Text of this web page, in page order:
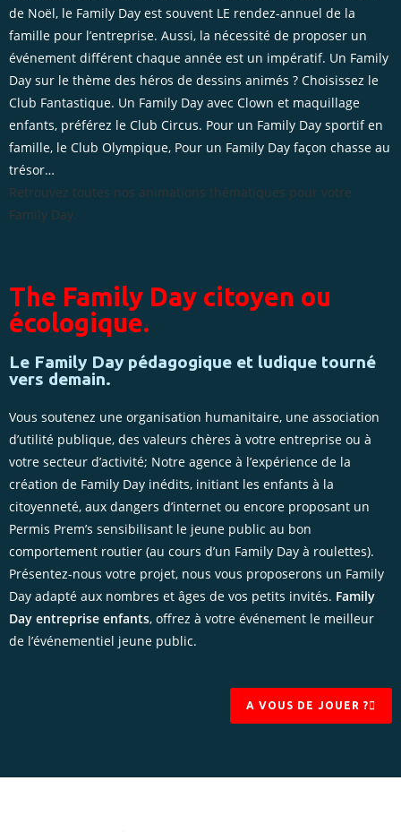
de Noël, le Family Day est souvent LE rendez-annuel de la
famille pour l’entreprise. Aussi, la nécessité de proposer un
événement différent chaque année est un impératif. Un Family
Day sur le thème des héros de dessins animés ? Choisissez le
Club Fantastique. Un Family Day avec Clown et maquillage
enfants, préférez le Club Circus. Pour un Family Day sportif en
famille, le Club Olympique, Pour un Family Day façon chasse au
trésor…
Retrouvez toutes nos animations thématiques pour votre
Family Day.
The Family Day citoyen ou
écologique.
Le Family Day pédagogique et ludique tourné
vers demain.
Vous soutenez une organisation humanitaire, une association
d’utilité publique, des valeurs chères à votre entreprise ou à
votre secteur d’activité; Notre agence à l’expérience de la
création de Family Day inédits, initiant les enfants à la
citoyenneté, aux dangers d’internet ou encore proposant un
Permis Prem’s sensibilisant le jeune public au bon
comportement routier (au cours d’un Family Day à roulettes).
Présentez-nous votre projet, nous vous proposerons un Family
Day adapté aux nombres et âges de vos petits invités. Family
Day entreprise enfants, offrez à votre événement le meilleur
de l’événementiel jeune public.
A VOUS DE JOUER ?